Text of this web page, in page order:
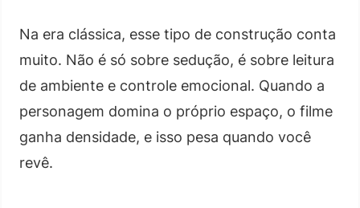
Na era clássica, esse tipo de construção conta
muito. Não é só sobre sedução, é sobre leitura
de ambiente e controle emocional. Quando a
personagem domina o próprio espaço, o filme
ganha densidade, e isso pesa quando você
revê.